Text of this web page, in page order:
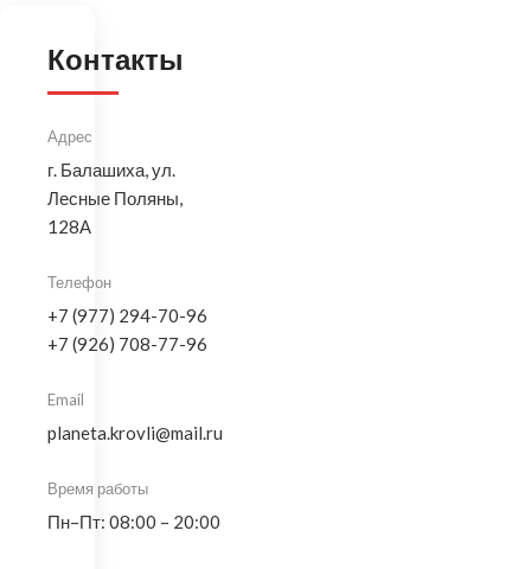
Контакты
Адрес
г. Балашиха, ул.
Лесные Поляны,
128А
Телефон
+7 (977) 294-70-96
+7 (926) 708-77-96
Email
planeta.krovli@mail.ru
Время работы
Пн–Пт: 08:00 – 20:00